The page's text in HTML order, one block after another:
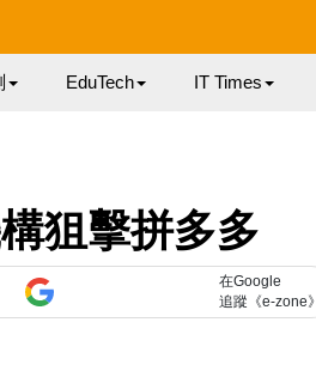
EduTech IT Times
狙擊拼多多
在Google
追蹤《e-zone》